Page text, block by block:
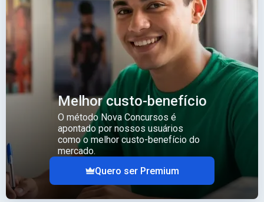
Melhor custo-benefício
O método Nova Concursos é
apontado por nossos usuários
como o melhor custo-benefício do
mercado.
Quero ser Premium